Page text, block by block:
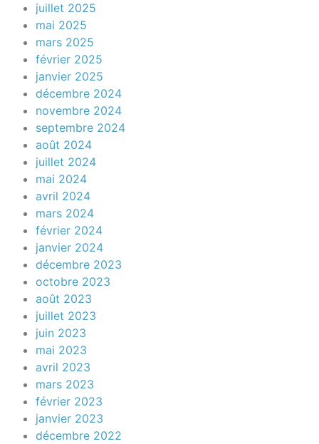
juillet 2025
mai 2025
mars 2025
février 2025
janvier 2025
décembre 2024
novembre 2024
septembre 2024
août 2024
juillet 2024
mai 2024
avril 2024
mars 2024
février 2024
janvier 2024
décembre 2023
octobre 2023
août 2023
juillet 2023
juin 2023
mai 2023
avril 2023
mars 2023
février 2023
janvier 2023
décembre 2022